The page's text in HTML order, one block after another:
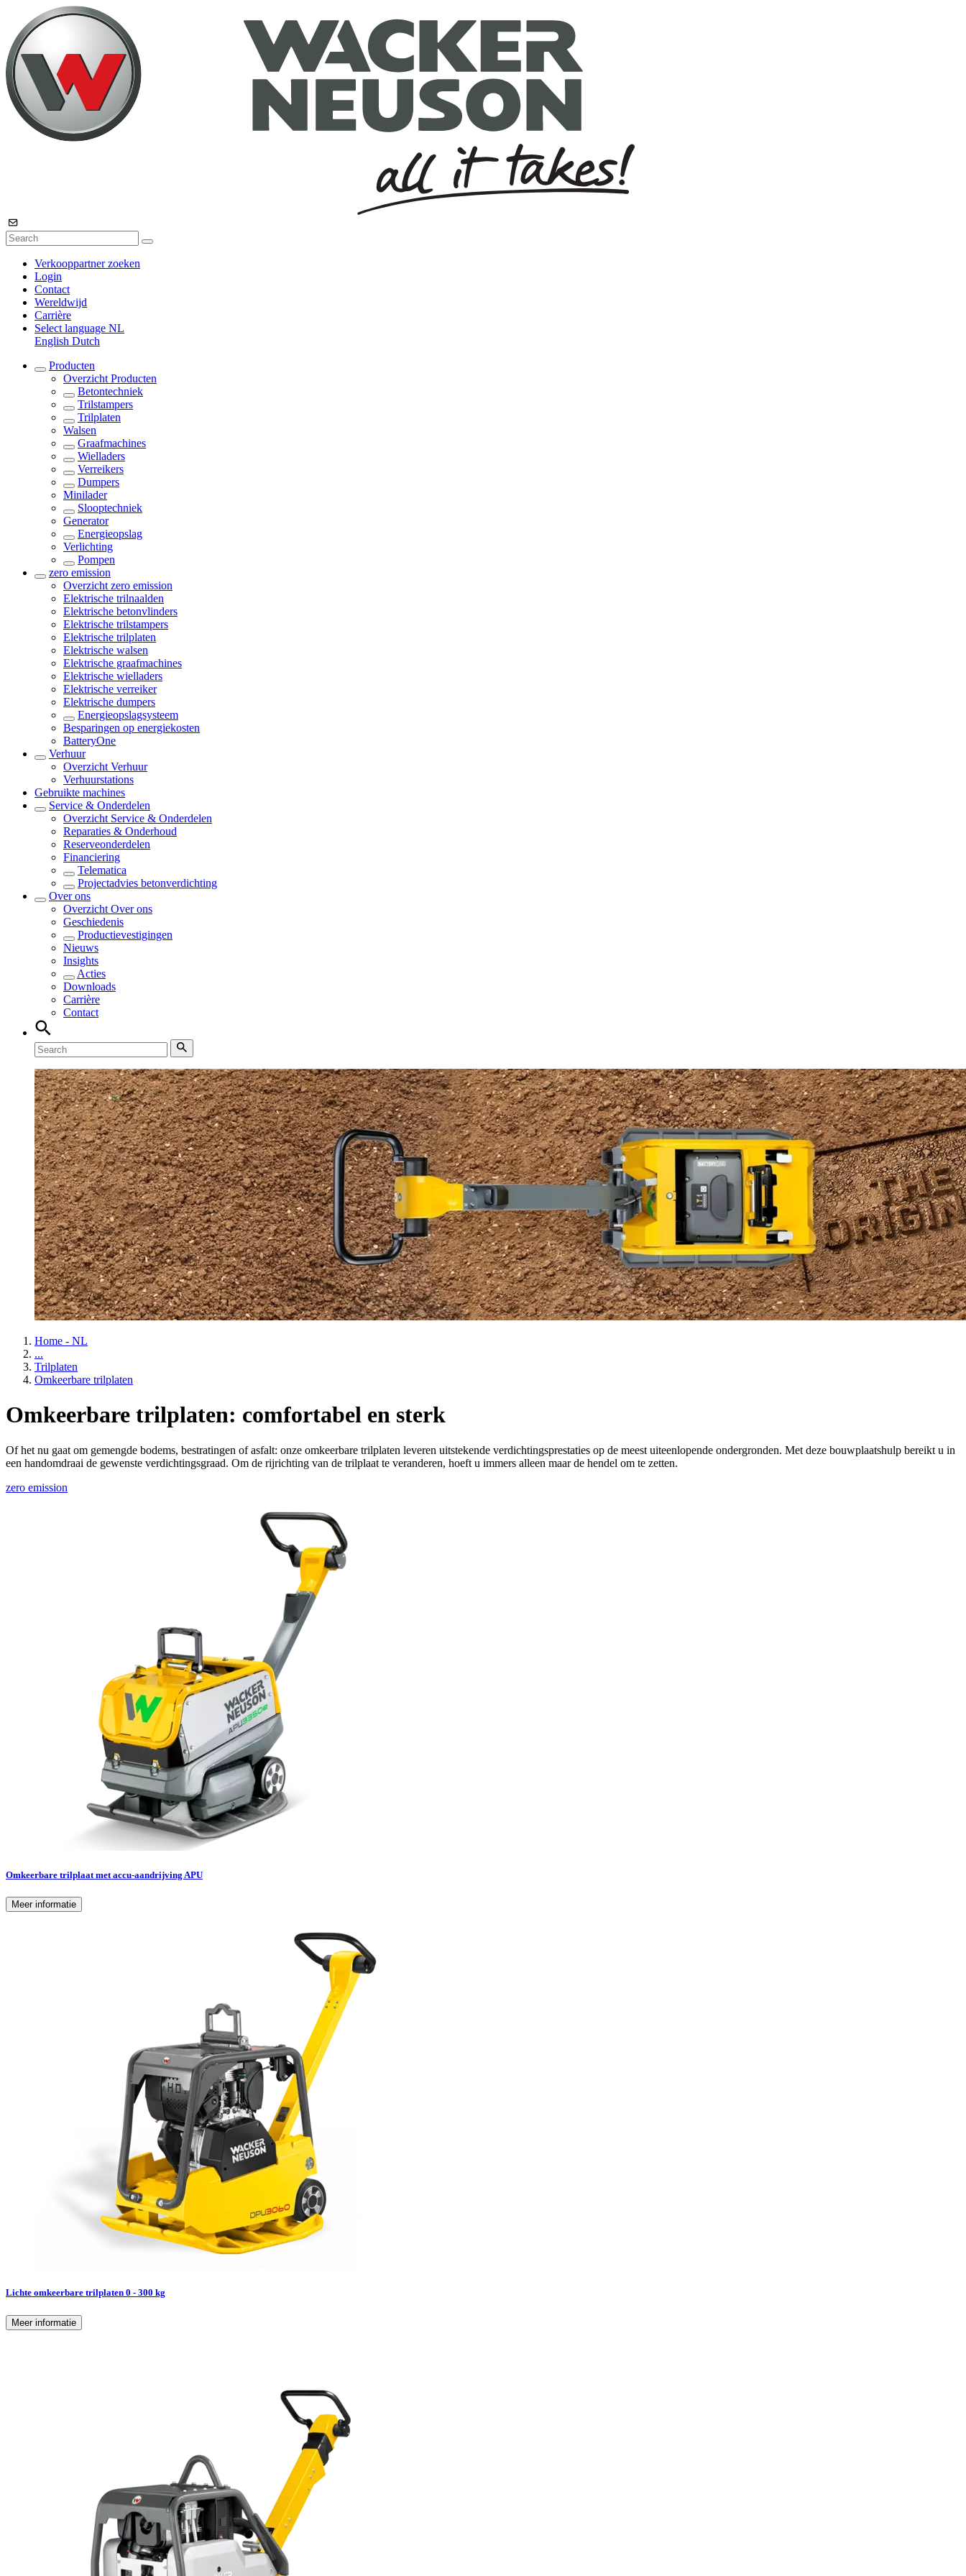
Verkooppartner zoeken
Login
Contact
Wereldwijd
Carrière
Select language NL
English Dutch
Producten
Overzicht Producten
Betontechniek
Trilstampers
Trilplaten
Walsen
Graafmachines
Wielladers
Verreikers
Dumpers
Minilader
Slooptechniek
Generator
Energieopslag
Verlichting
Pompen
zero emission
Overzicht zero emission
Elektrische trilnaalden
Elektrische betonvlinders
Elektrische trilstampers
Elektrische trilplaten
Elektrische walsen
Elektrische graafmachines
Elektrische wielladers
Elektrische verreiker
Elektrische dumpers
Energieopslagsysteem
Besparingen op energiekosten
BatteryOne
Verhuur
Overzicht Verhuur
Verhuurstations
Gebruikte machines
Service & Onderdelen
Overzicht Service & Onderdelen
Reparaties & Onderhoud
Reserveonderdelen
Financiering
Telematica
Projectadvies betonverdichting
Over ons
Overzicht Over ons
Geschiedenis
Productievestigingen
Nieuws
Insights
Acties
Downloads
Carrière
Contact
Home - NL
...
Trilplaten
Omkeerbare trilplaten
Omkeerbare trilplaten: comfortabel en sterk
Of het nu gaat om gemengde bodems, bestratingen of asfalt: onze omkeerbare trilplaten leveren uitstekende verdichtingsprestaties op de meest uiteenlopende ondergronden. Met deze bouwplaatshulp bereikt u in
een handomdraai de gewenste verdichtingsgraad. Om de rijrichting van de trilplaat te veranderen, hoeft u immers alleen maar de hendel om te zetten.
zero emission
Omkeerbare trilplaat met accu-aandrijving APU
Meer informatie
Lichte omkeerbare trilplaten 0 - 300 kg
Meer informatie